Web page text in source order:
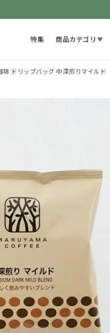
特集 商品カテゴリ
琲 ドリップバッグ 中深煎りマイルド